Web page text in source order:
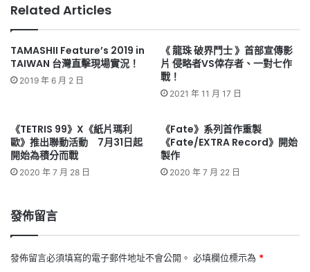
Related Articles
TAMASHII Feature’s 2019 in
TAIWAN 台灣直擊現場實況！
2019 年 6 月 2 日
《 龍珠 破界鬥士 》首部宣傳影
片 侵略者VS倖存者、一對七作
戰！
2021 年 11 月 17 日
《TETRIS 99》X《紙片瑪利
歐》推出聯動活動 7月31日起
開始為積分而戰
2020 年 7 月 28 日
《Fate》系列首作重製
《Fate/EXTRA Record》開始
製作
2020 年 7 月 22 日
發佈留言
發佈留言必須填寫的電子郵件地址不會公開。 必填欄位標示為 *